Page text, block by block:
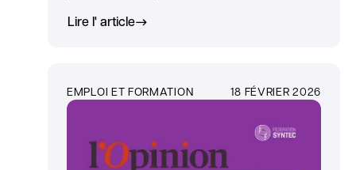
Lire l' article
EMPLOI ET FORMATION 18 FÉVRIER 2026